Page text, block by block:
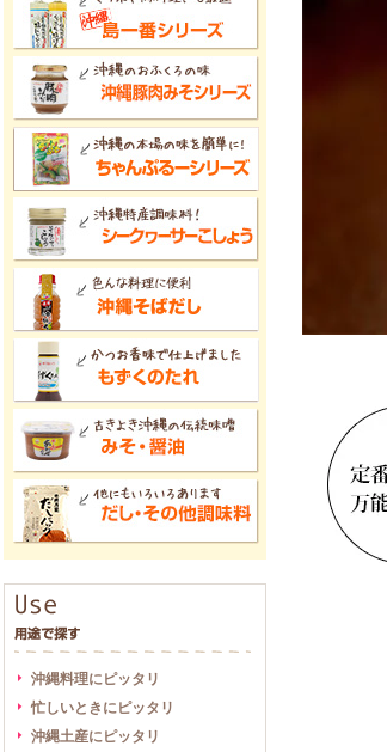
沖縄料理にピッタリ
忙しいときにピッタリ
沖縄土産にピッタリ